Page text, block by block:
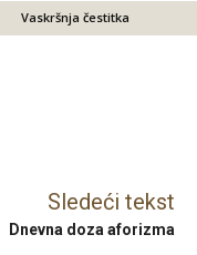
Vaskršnja čestitka
Sledeći tekst
Dnevna doza aforizma